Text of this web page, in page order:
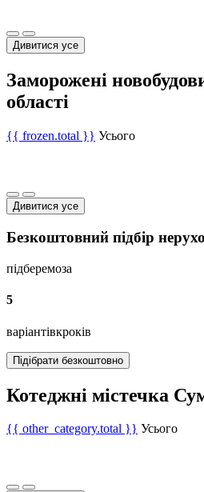
Дивитися усе
Заморожені
області
{{ frozen.total }} Усього
Дивитися усе
Безкоштовний підбір
підберемоза
5
варіантівкроків
Підібрати безкоштовно
Котеджні містечка
{{ other_category.total }} Усього